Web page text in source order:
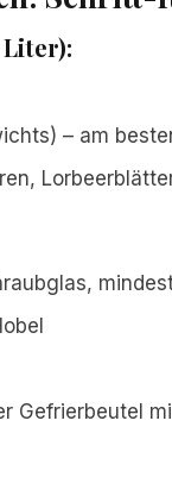
Liter):
– am
Gefrierbeutel